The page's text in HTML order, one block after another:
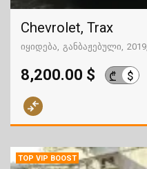
Chevrolet, Trax
იყიდება განბაჟებული 2019
8,200.00 $ ₾ $
TOP VIP BOOST